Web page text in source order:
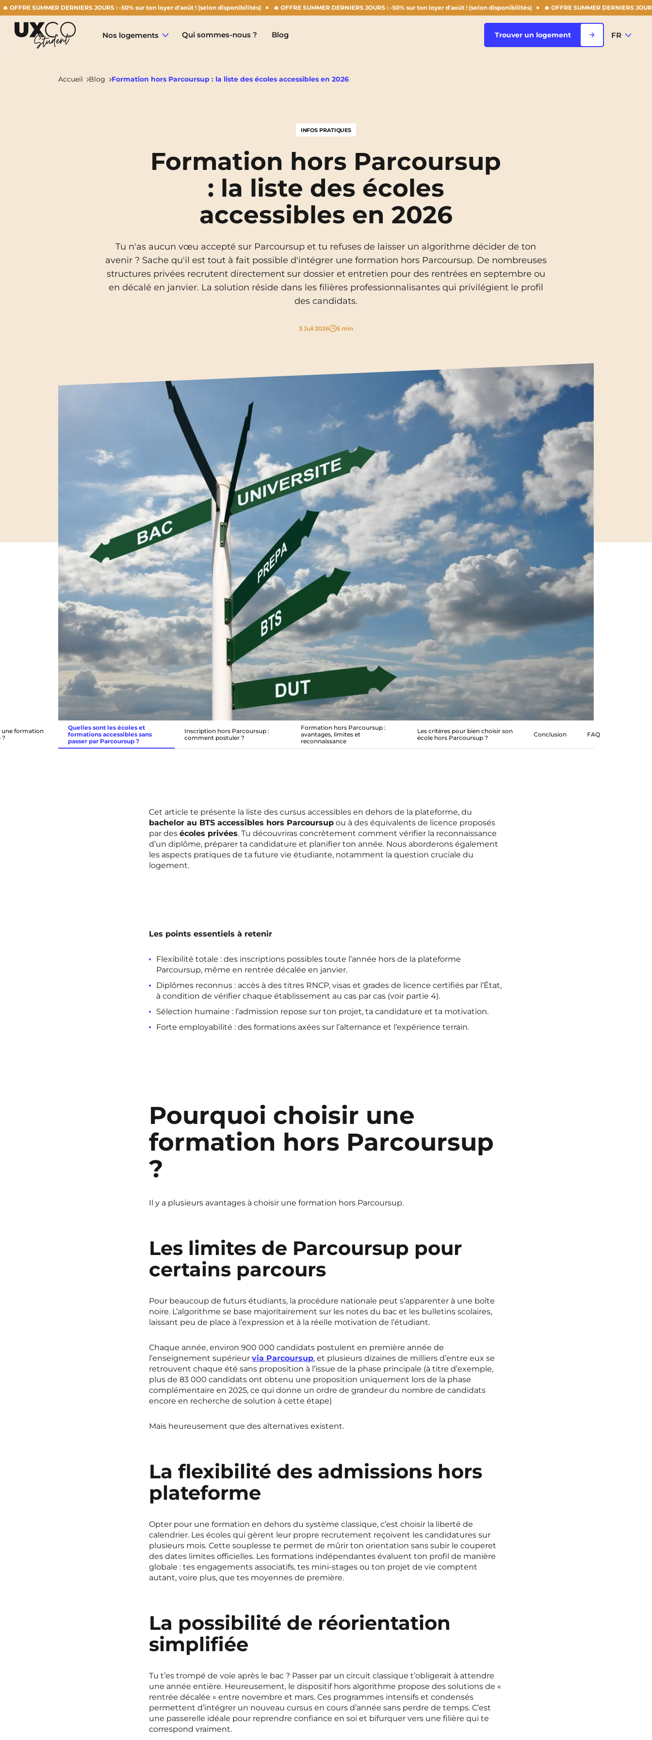
SUMMER DERNIERS JOURS : -50% sur ton loyer d'août ! (selon disponibilités) 🔥 OFFRE SUMMER DERNIERS JOURS : -50% sur ton loyer d'août ! (selon disponibilités) 🔥 OFFRE SUMMER DERNIERS JOURS : -
Nos logements
Aulnoy-Lez-Valenciennes
Boulogne-Billancourt
NEW!
Dijon
Gradignan
Lille
Montpellier
Nantes
Nîmes
Noisy-Le-Grand
Paris
Pau
Saint-Etienne
Valenciennes
Qui sommes-nous ? Blog Trouver un logement FR
Accueil Blog Formation hors Parcoursup : la liste des écoles accessibles en 2026
INFOS PRATIQUES
Formation hors Parcoursup
: la liste des écoles
accessibles en 2026
Tu n'as aucun vœu accepté sur Parcoursup et tu refuses de laisser un algorithme décider de ton
avenir ? Sache qu'il est tout à fait possible d'intégrer une formation hors Parcoursup. De nombreuses
structures privées recrutent directement sur dossier et entretien pour des rentrées en septembre ou
en décalé en janvier. La solution réside dans les filières professionnalisantes qui privilégient le profil
des candidats.
3 Juil 2026 5 min
une formation
?
Quelles sont les écoles et
formations accessibles sans
passer par Parcoursup ?
Inscription hors Parcoursup :
comment postuler ?
Formation hors Parcoursup :
avantages, limites et
reconnaissance
Les critères pour bien choisir son
école hors Parcoursup ?
Conclusion FAQ
Cet article te présente la liste des cursus accessibles en dehors de la plateforme, du
bachelor au BTS accessibles hors Parcoursup ou à des équivalents de licence proposés
par desécoles privées. Tu découvriras concrètement comment vérifier la reconnaissance
d’un diplôme, préparer ta candidature et planifier ton année. Nous aborderons également
les aspects pratiques de ta future vie étudiante, notamment la question cruciale du
logement.
Les points essentiels à retenir
Flexibilité totale : des inscriptions possibles toute l’année hors de la plateforme
Parcoursup, même en rentrée décalée en janvier.
Diplômes reconnus : accès à des titres RNCP, visas et grades de licence certifiés par l’État,
à condition de vérifier chaque établissement au cas par cas (voir partie 4).
Sélection humaine : l’admission repose sur ton projet, ta candidature et ta motivation.
Forte employabilité : des formations axées sur l’alternance et l’expérience terrain.
Pourquoi choisir une
formation hors Parcoursup
?
Il y a plusieurs avantages à choisir une formation hors Parcoursup.
Les limites de Parcoursup pour
certains parcours
Pour beaucoup de futurs étudiants, la procédure nationale peut s’apparenter à une boîte
noire. L’algorithme se base majoritairement sur les notes du bac et les bulletins scolaires,
laissant peu de place à l’expression et à la réelle motivation de l’étudiant.
Chaque année, environ 900 000 candidats postulent en première année de
l’enseignement supérieurvia Parcoursup, et plusieurs dizaines de milliers d’entre eux se
retrouvent chaque été sans proposition à l’issue de la phase principale (à titre d’exemple,
plus de 83 000 candidats ont obtenu une proposition uniquement lors de la phase
complémentaire en 2025, ce qui donne un ordre de grandeur du nombre de candidats
encore en recherche de solution à cette étape)
Mais heureusement que des alternatives existent.
La flexibilité des admissions hors
plateforme
Opter pour une formation en dehors du système classique, c’est choisir la liberté de
calendrier. Les écoles qui gèrent leur propre recrutement reçoivent les candidatures sur
plusieurs mois. Cette souplesse te permet de mûrir ton orientation sans subir le couperet
des dates limites officielles. Les formations indépendantes évaluent ton profil de manière
globale : tes engagements associatifs, tes mini-stages ou ton projet de vie comptent
autant, voire plus, que tes moyennes de première.
La possibilité de réorientation
simplifiée
Tu t’es trompé de voie après le bac ? Passer par un circuit classique t’obligerait à attendre
une année entière. Heureusement, le dispositif hors algorithme propose des solutions de «
rentrée décalée » entre novembre et mars. Ces programmes intensifs et condensés
permettent d’intégrer un nouveau cursus en cours d’année sans perdre de temps. C’est
une passerelle idéale pour reprendre confiance en soi et bifurquer vers une filière qui te
correspond vraiment.